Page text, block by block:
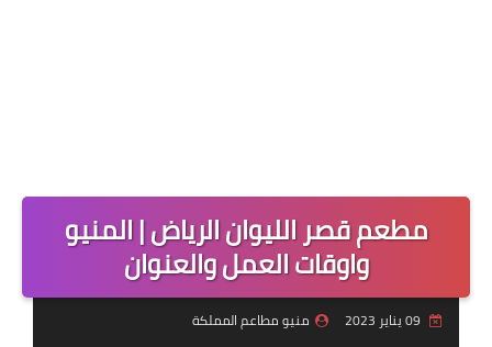
مطعم قصر الليوان الرياض | المنيو
واوقات العمل والعنوان
منيو مطاعم المملكة